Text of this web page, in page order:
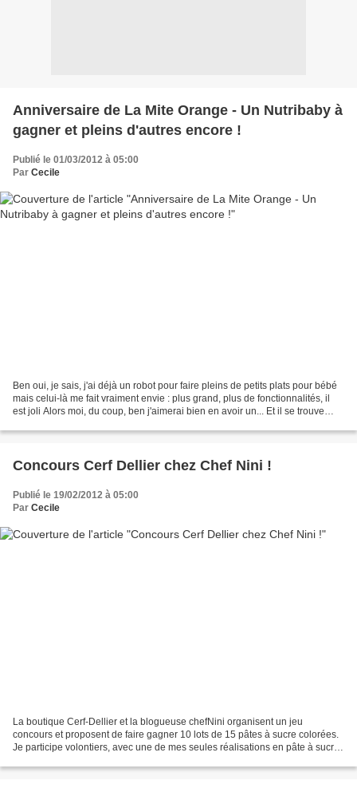
Anniversaire de La Mite Orange - Un Nutribaby à
gagner et pleins d'autres encore !
Publié le 01/03/2012 à 05:00
Par Cecile
Ben oui, je sais, j'ai déjà un robot pour faire pleins de petits plats pour bébé
mais celui-là me fait vraiment envie : plus grand, plus de fonctionnalités, il
est joli Alors moi, du coup, ben j'aimerai bien en avoir un... Et il se trouve
Concours Cerf Dellier chez Chef Nini !
Publié le 19/02/2012 à 05:00
Par Cecile
La boutique Cerf-Dellier et la blogueuse chefNini organisent un jeu
concours et proposent de faire gagner 10 lots de 15 pâtes à sucre colorées.
Je participe volontiers, avec une de mes seules réalisations en pâte à sucre,